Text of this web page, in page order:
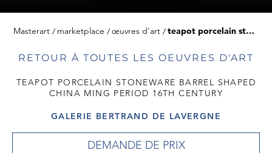
Masterart marketplace œuvres d'art teapot porcelain stoneware barrel shaped china ming period 16th century
RETOUR À TOUTES LES OEUVRES D'ART
TEAPOT PORCELAIN STONEWARE BARREL SHAPED
CHINA MING PERIOD 16TH CENTURY
GALERIE BERTRAND DE LAVERGNE
DEMANDE DE PRIX